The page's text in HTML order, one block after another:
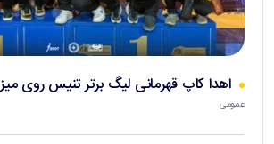
اهدا کاپ قهرمانی لیگ برتر تنیس روی
عمومی